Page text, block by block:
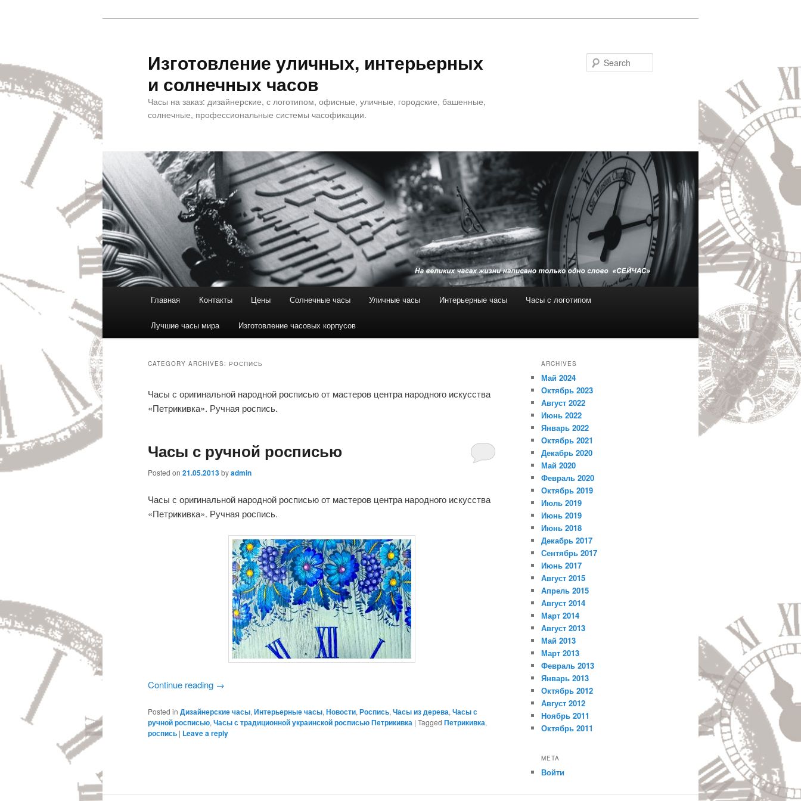
Изготовление уличных, интерьерных
и солнечных часов
Часы на заказ: дизайнерские, с логотипом, офисные, уличные, городские, башенные,
солнечные, профессиональные системы часофикации.
Skip to primary content
Skip to secondary content
Главная Контакты Цены Солнечные часы Уличные часы Интерьерные часы Часы с логотипом
Лучшие часы мира Изготовление часовых корпусов
CATEGORY ARCHIVES: РОСПИСЬ
Часы с оригинальной народной росписью от мастеров центра народного искусства
«Петрикивка». Ручная роспись.
Часы с ручной росписью
Posted on 21.05.2013byadmin
Часы с оригинальной народной росписью от мастеров центра народного искусства
«Петрикивка». Ручная роспись.
Continue reading →
Posted in Дизайнерские часы, Интерьерные часы, Новости, Роспись, Часы из дерева, Часы с
ручной росписью, Часы с традиционной украинской росписью Петрикивка | Tagged Петрикивка,
роспись | Leave a reply
ARCHIVES
Май 2024
Октябрь 2023
Август 2022
Июнь 2022
Январь 2022
Октябрь 2021
Декабрь 2020
Май 2020
Февраль 2020
Октябрь 2019
Июль 2019
Июнь 2019
Июнь 2018
Декабрь 2017
Сентябрь 2017
Июнь 2017
Август 2015
Апрель 2015
Август 2014
Март 2014
Август 2013
Май 2013
Март 2013
Февраль 2013
Январь 2013
Октябрь 2012
Август 2012
Ноябрь 2011
Октябрь 2011
META
Войти